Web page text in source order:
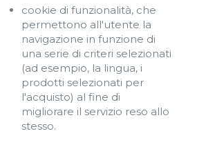
cookie di funzionalità, che
permettono all'utente la
navigazione in funzione di
una serie di criteri selezionati
(ad esempio, la lingua, i
prodotti selezionati per
l'acquisto) al fine di
migliorare il servizio reso allo
stesso.